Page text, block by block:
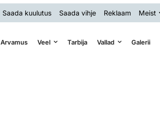
Saada kuulutus Saada vihje Reklaam Meist
Arvamus Veel Tarbija Vallad Galerii